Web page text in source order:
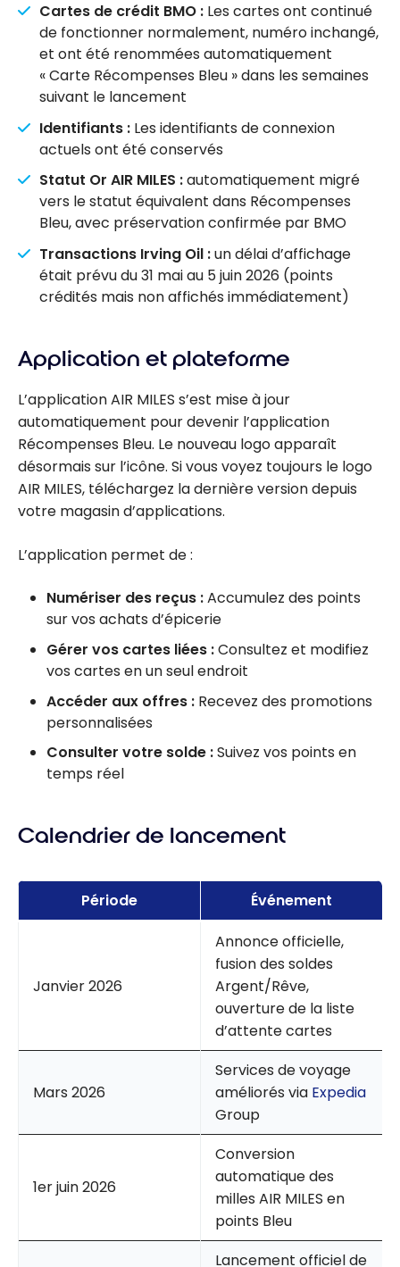
Cartes de crédit BMO : Les cartes ont continué
de fonctionner normalement, numéro inchangé,
et ont été renommées automatiquement
« Carte Récompenses Bleu » dans les semaines
suivant le lancement
Identifiants : Les identifiants de connexion
actuels ont été conservés
Statut Or AIR MILES :automatiquement migré
vers le statut équivalent dans Récompenses
Bleu, avec préservation confirmée par BMO
Transactions Irving Oil :un délai d’affichage
était prévu du 31 mai au 5 juin 2026 (points
crédités mais non affichés immédiatement)
Application et plateforme
L’application AIR MILES s’est mise à jour
automatiquement pour devenir l’application
Récompenses Bleu. Le nouveau logo apparaît
désormais sur l’icône. Si vous voyez toujours le logo
AIR MILES, téléchargez la dernière version depuis
votre magasin d’applications.
L’application permet de :
Numériser des reçus :Accumulez des points
sur vos achats d’épicerie
Gérer vos cartes liées :Consultez et modifiez
vos cartes en un seul endroit
Accéder aux offres : Recevez des promotions
personnalisées
Consulter votre solde :Suivez vos points en
temps réel
Calendrier de lancement
Période Événement
Janvier 2026
Annonce officielle,
fusion des soldes
Argent/Rêve,
ouverture de la liste
d’attente cartes
Mars 2026
Services de voyage
améliorés via Expedia
Group
1er juin 2026
Conversion
automatique des
milles AIR MILES en
points Bleu
Lancement officiel de